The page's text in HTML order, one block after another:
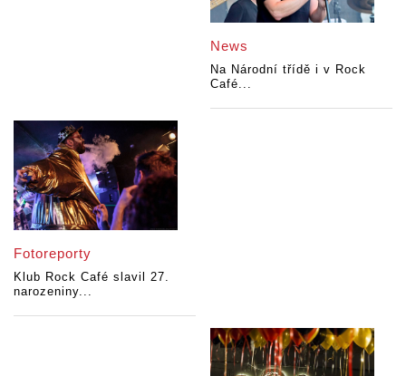
News
Na Národní třídě i v Rock
Café...
Fotoreporty
Klub Rock Café slavil 27.
narozeniny...